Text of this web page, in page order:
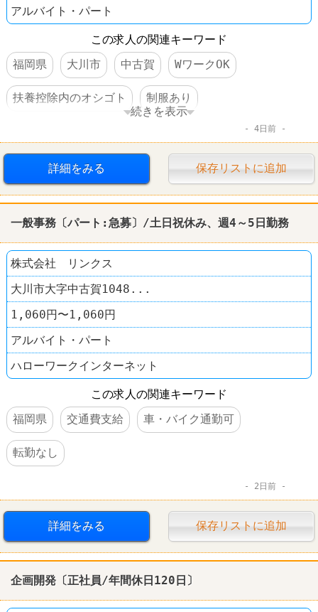
アルバイト・パート
この求人の関連キーワード
福岡県
大川市 中古賀 WワークOK
扶養控除内のオシゴト 制服あり
続きを表示
4日前
詳細をみる 保存リストに追加
一般事務〔パート:急募〕/土日祝休み、週4～5日勤務
株式会社 リンクス
大川市大字中古賀1048...
1,060円〜1,060円
アルバイト・パート
ハローワークインターネット
この求人の関連キーワード
福岡県
交通費支給 車・バイク通勤可
転勤なし
2日前
詳細をみる 保存リストに追加
企画開発〔正社員/年間休日120日〕